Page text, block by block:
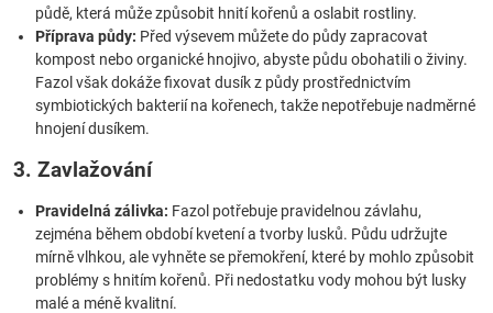
půdě, která může způsobit hnití kořenů a oslabit rostliny.
Příprava půdy: Před výsevem můžete do půdy zapracovat
kompost nebo organické hnojivo, abyste půdu obohatili o živiny.
Fazol však dokáže fixovat dusík z půdy prostřednictvím
symbiotických bakterií na kořenech, takže nepotřebuje nadměrné
hnojení dusíkem.
3. Zavlažování
Pravidelná zálivka: Fazol potřebuje pravidelnou závlahu,
zejména během období kvetení a tvorby lusků. Půdu udržujte
mírně vlhkou, ale vyhněte se přemokření, které by mohlo způsobit
problémy s hnitím kořenů. Při nedostatku vody mohou být lusky
malé a méně kvalitní.